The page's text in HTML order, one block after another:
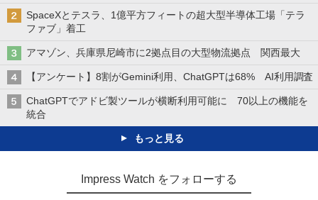
SpaceXとテスラ、1億平方フィートの超大型半導体工場「テラ
ファブ」着工
アマゾン、兵庫県尼崎市に2拠点目の大型物流拠点 関西最大
【アンケート】8割がGemini利用、ChatGPTは68% AI利用調査
ChatGPTでアドビ製ツールが横断利用可能に 70以上の機能を
統合
もっと見る
Impress Watch をフォローする